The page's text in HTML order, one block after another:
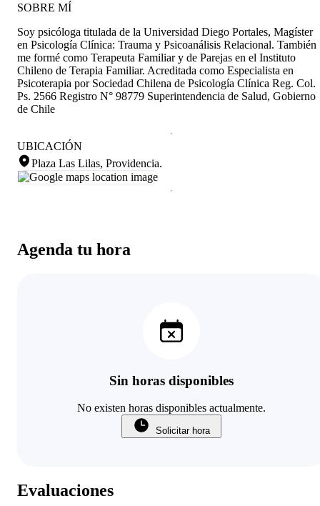
Agenda tu hora
Sin horas disponibles
No existen horas disponibles actualmente.
Solicitar hora
Evaluaciones
SOBRE MÍ
Soy psicóloga titulada de la Universidad Diego Portales, Magíster
en Psicología Clínica: Trauma y Psicoanálisis Relacional. También
me formé como Terapeuta Familiar y de Parejas en el Instituto
Chileno de Terapia Familiar. Acreditada como Especialista en
Psicoterapia por Sociedad Chilena de Psicología Clínica Reg. Col.
Ps. 2566 Registro N° 98779 Superintendencia de Salud, Gobierno
de Chile
UBICACIÓN
Plaza Las Lilas, Providencia.